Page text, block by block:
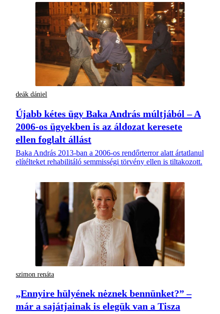
deák dániel
Újabb kétes ügy Baka András múltjából – A
2006-os ügyekben is az áldozat keresete
ellen foglalt állást
Baka András 2013-ban a 2006-os rendőrterror alatt ártatlanul
elítélteket rehabilitáló semmisségi törvény ellen is tiltakozott.
szimon renáta
„Ennyire hülyének nėznek bennünket?” –
már a sajátjainak is elegük van a Tisza